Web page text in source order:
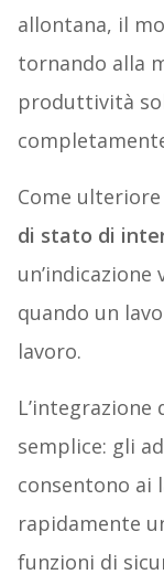
allontana, il
tornando alla
produttività
Come
di stato di
quando un
lavoro.
semplice: gli
consentono ai
rapidamente
funzioni di